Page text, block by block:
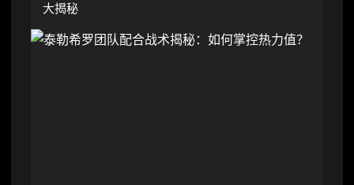
大揭秘